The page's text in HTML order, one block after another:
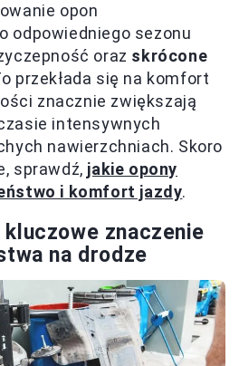
opon
odpowiedniego sezonu
oraz skrócone
przekłada się na komfort
znacznie zwiększają
intensywnych
nawierzchniach. Skoro
sprawdź, jakie opony
i komfort jazdy.
kluczowe znaczenie
na drodze